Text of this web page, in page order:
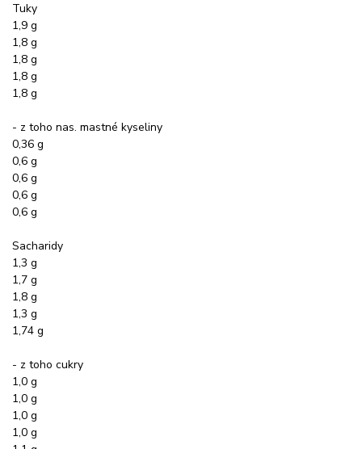
Tuky
1,9 g
1,8 g
1,8 g
1,8 g
1,8 g
- z toho nas. mastné kyseliny
0,36 g
0,6 g
0,6 g
0,6 g
0,6 g
Sacharidy
1,3 g
1,7 g
1,8 g
1,3 g
1,74 g
- z toho cukry
1,0 g
1,0 g
1,0 g
1,0 g